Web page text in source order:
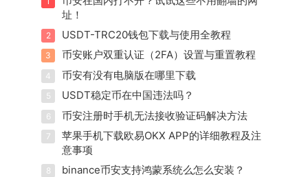
址！
2 USDT-TRC20钱包下载与使用全教程
3 币安账户双重认证（2FA）设置与重置教程
4 币安有没有电脑版在哪里下载
5 USDT稳定币在中国违法吗？
6 币安注册时手机无法接收验证码解决方法
7
苹果手机下载欧易OKX APP的详细教程及注
意事项
8 binance币安支持鸿蒙系统么怎么安装？